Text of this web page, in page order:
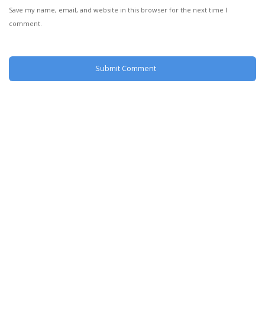
Save my name, email, and website in this browser for the next time I
comment.